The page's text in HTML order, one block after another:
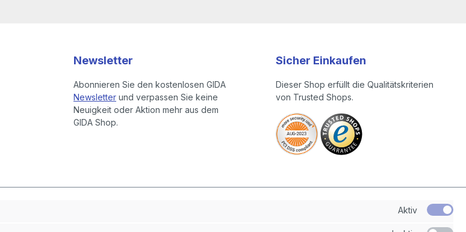
Newsletter
Abonnieren Sie den kostenlosen GIDA
Newsletter und verpassen Sie keine
Neuigkeit oder Aktion mehr aus dem
GIDA Shop.
Sicher Einkaufen
Dieser Shop erfüllt die Qualitätskriterien
von Trusted Shops.
Aktiv